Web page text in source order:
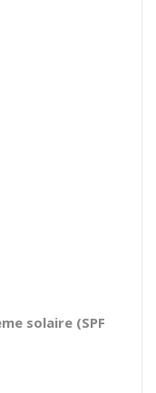
solaire (SPF